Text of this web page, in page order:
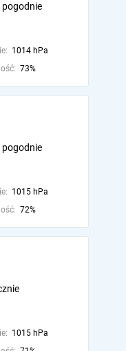
pogodnie
1014 hPa
73%
pogodnie
1015 hPa
72%
1015 hPa